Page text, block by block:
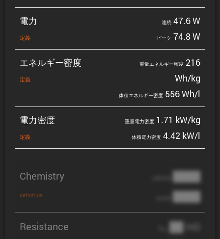
電力
定義
連続 47.6 W
ピーク 74.8 W
エネルギー密度
定義
重量エネルギー密度 216
Wh/kg
体積エネルギー密度 556 Wh/l
電力密度
定義
重量電力密度 1.71 kW/kg
体積電力密度 4.42 kW/l
Chemistry
definition
████
████
Resistance ██ mΩ